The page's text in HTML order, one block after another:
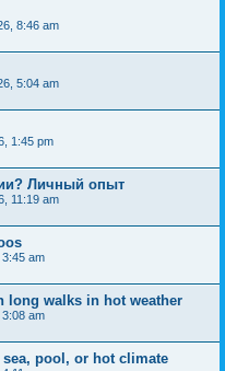
8:46 am
5:04 am
1:45 pm
Личный опыт
11:19 am
am
long walks in hot weather
am
pool, or hot climate